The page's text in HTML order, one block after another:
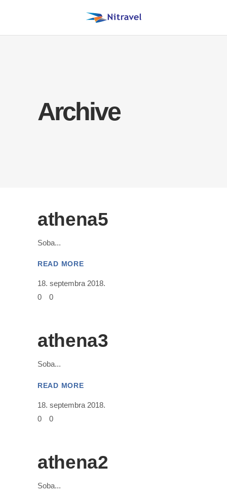
Archive
athena5
Soba
READ MORE
18. septembra 2018.
0
0
athena3
Soba
READ MORE
18. septembra 2018.
0
0
athena2
Soba